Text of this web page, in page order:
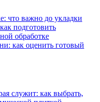
что важно до укладки
подготовить
обработке
как оценить готовый
служит: как выбрать,